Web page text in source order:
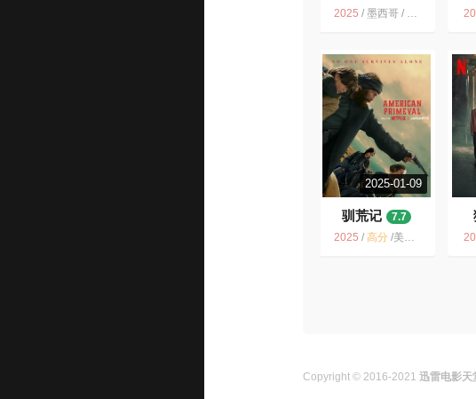
2025 /墨西哥 / 剧情 惊悚 犯罪
2025-01-09
驯荒记
7.7
2025 /高分 /美国 / 剧情 动作 惊悚 西部
Copyright © 2016-2021迅雷电影天